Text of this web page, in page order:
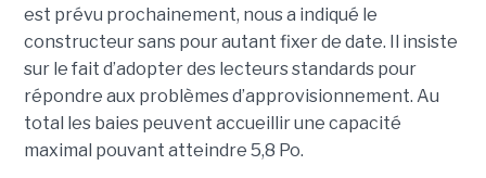
est prévu prochainement, nous a indiqué le
constructeur sans pour autant fixer de date. Il insiste
sur le fait d’adopter des lecteurs standards pour
répondre aux problèmes d’approvisionnement. Au
total les baies peuvent accueillir une capacité
maximal pouvant atteindre 5,8 Po.